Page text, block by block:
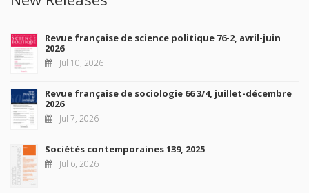
Revue française de science politique 76-2, avril-juin
2026
Jul 10, 2026
Revue française de sociologie 66 3/4, juillet-décembre
2026
Jul 7, 2026
Sociétés contemporaines 139, 2025
Jul 6, 2026